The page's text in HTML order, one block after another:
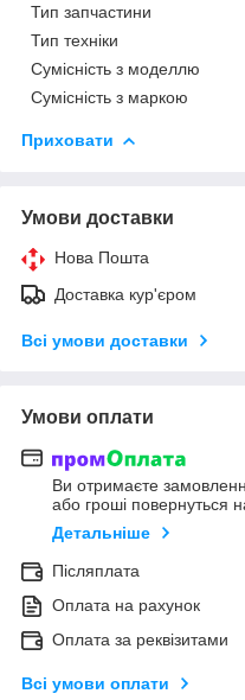
Тип запчастини
Тип техніки
Сумісність з моделлю
Сумісність з маркою
Приховати
Умови доставки
Нова Пошта
Доставка кур'єром
Всі умови доставки
Умови оплати
Ви отримаєте
або гроші повернуться
Детальніше
Післяплата
Оплата на рахунок
Оплата за реквізитами
Всі умови оплати